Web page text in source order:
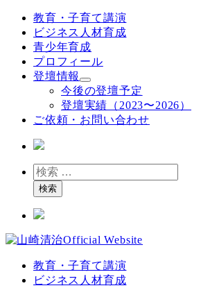
教育・子育て講演
ビジネス人材育成
青少年育成
プロフィール
登壇情報
今後の登壇予定
登壇実績（2023〜2026）
ご依頼・お問い合わせ
検
索検索
教育・子育て講演
ビジネス人材育成